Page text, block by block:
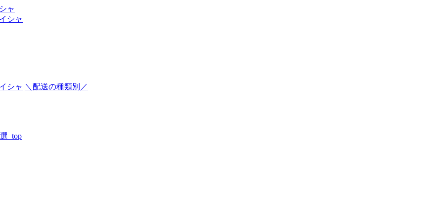
ャ
＼配送の種類別／
_top